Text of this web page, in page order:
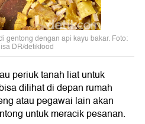
gentong dengan api kayu bakar. Foto:
DR/detikfood
periuk tanah liat untuk
dilihat di depan rumah
atau pegawai lain akan
untuk meracik pesanan.